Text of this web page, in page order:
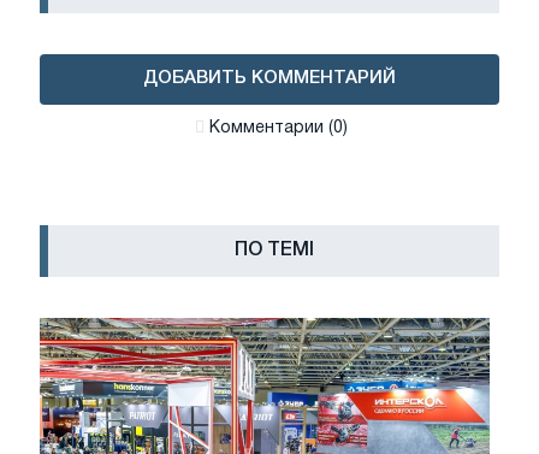
ДОБАВИТЬ КОММЕНТАРИЙ
Комментарии (0)
ПО ТЕМІ